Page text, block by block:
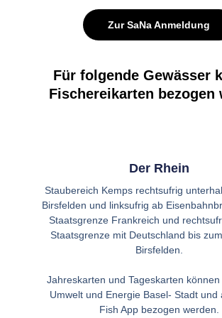
Zur SaNa Anmeldung
Für folgende Gewässer
Fischereikarten bezogen
Der Rhein
Staubereich Kemps rechtsufrig
Birsfelden und linksufrig ab
Staatsgrenze Frankreich und
Staatsgrenze mit Deutschland bis
Birsfelden.
Jahreskarten und Tageskarten
Umwelt und Energie Basel- Stadt und
Fish App bezogen werden.